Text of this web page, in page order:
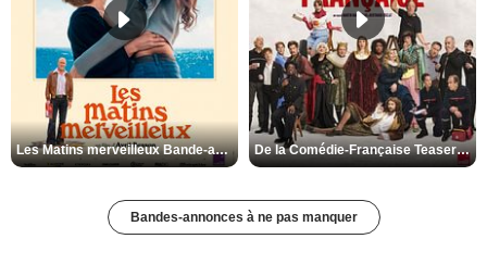
Les Matins merveilleux Bande-annonce VF De la Comédie-Française Teaser VF
Bandes-annonces à ne pas manquer